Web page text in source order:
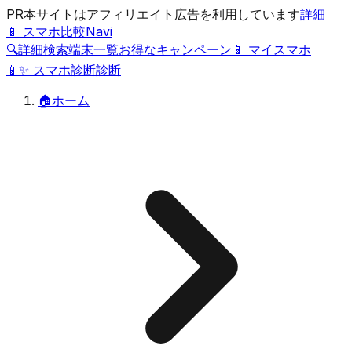
PR本サイトはアフィリエイト広告を利用しています詳細
📱 スマホ比較Navi
🔍詳細検索端末一覧お得なキャンペーン 📱 マイスマホ
📱 ✨ スマホ診断診断
🏠ホーム